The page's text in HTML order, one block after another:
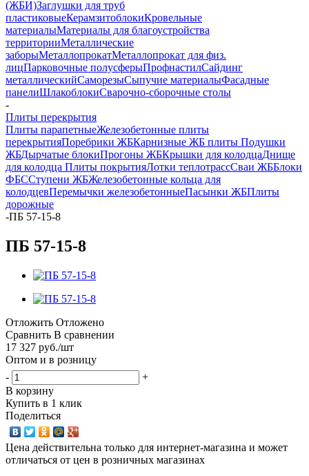
(ЖБИ)Заглушки для труб
пластиковыеКерамзитоблокиКровельные
материалыМатериалы для благоустройства
территорииМеталлические
заборыМеталлопрокатМеталлопрокат для физ.
лицПарковочные полусферыПрофнастилСайдинг
металлическийСаморезыСыпучие материалыФасадные
панелиШлакоблокиСварочно-сборочные столы
-
Плиты перекрытия
Плиты парапетныеЖелезобетонные плиты
перекрытияПоребрики ЖБКарнизные ЖБ плиты Подушки
ЖБДырчатые блокиПрогоны ЖБКрышки для колодцаДнище
для колодца Плиты покрытияЛотки теплотрассСваи ЖББлоки
ФБССтупени ЖБЖелезобетонные кольца для
колодцевПеремычки железобетонныеПасынки ЖБПлиты
дорожные
-ПБ 57-15-8
ПБ 57-15-8
Отложить Отложено
Сравнить В сравнении
17 327 руб./шт
Оптом и в розницу
-
+
В корзину
Купить в 1 клик
Поделиться
Цена действительна только для интернет-магазина и может
отличаться от цен в розничных магазинах